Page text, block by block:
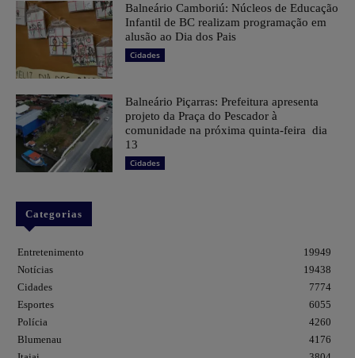
Balneário Camboriú: Núcleos de Educação
Infantil de BC realizam programação em
alusão ao Dia dos Pais
Cidades
Balneário Piçarras: Prefeitura apresenta
projeto da Praça do Pescador à
comunidade na próxima quinta-feira dia
13
Cidades
Categorias
Entretenimento
19949
Notícias
19438
Cidades
7774
Esportes
6055
Polícia
4260
Blumenau
4176